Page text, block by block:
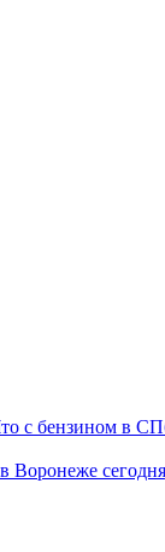
с бензином в
Воронеже